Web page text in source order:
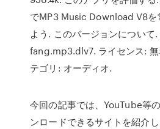
でMP3 Music Download V8を
よう. このバージョンについて
fang.mp3.dlv7. ライセンス:
テゴリ: オーディオ.
今回の記事では、YouTube等
ンロードできるサイトを紹介